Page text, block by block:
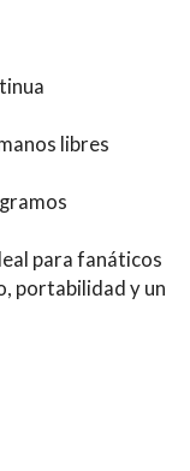
libres
para fanáticos
portabilidad y un